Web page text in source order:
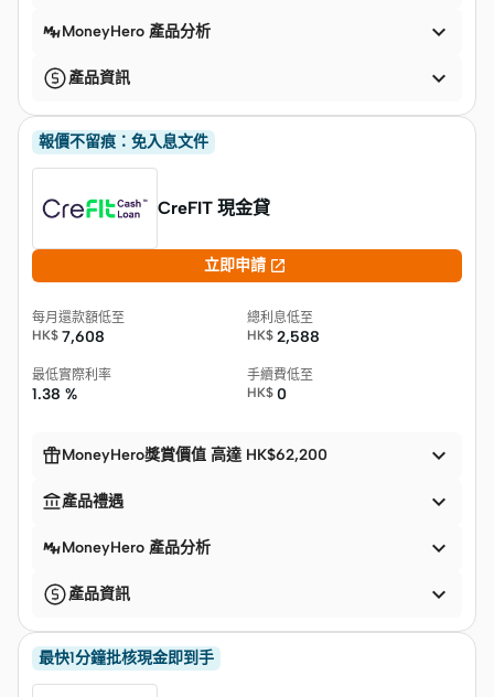
MoneyHero 產品分析 
產品資訊 
報價不留痕：免入息文件
CreFIT 現金貸
立即申請 
每月還款額低至
HK$ 7,608
總利息低至
HK$ 2,588
最低實際利率
1.38 %
手續費低至
HK$ 0
MoneyHero獎賞價值 高達 HK$62,200 
產品禮遇 
MoneyHero 產品分析 
產品資訊 
最快1分鐘批核現金即到手